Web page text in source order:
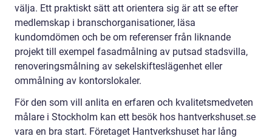
välja. Ett praktiskt sätt att orientera sig är att se efter
medlemskap i branschorganisationer, läsa
kundomdömen och be om referenser från liknande
projekt till exempel fasadmålning av putsad stadsvilla,
renoveringsmålning av sekelskifteslägenhet eller
ommålning av kontorslokaler.
För den som vill anlita en erfaren och kvalitetsmedveten
målare i Stockholm kan ett besök hos hantverkshuset.se
vara en bra start. Företaget Hantverkshuset har lång